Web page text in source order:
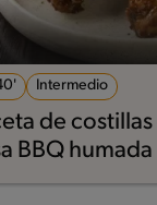
Intermedio
de
BBQ humada